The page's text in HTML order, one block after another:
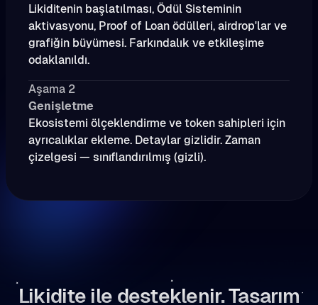
Likiditenin başlatılması, Ödül Sisteminin
aktivasyonu, Proof of Loan ödülleri, airdrop'lar ve
grafiğin büyümesi. Farkındalık ve etkileşime
odaklanıldı.
Aşama 2
Genişletme
Ekosistemi ölçeklendirme ve token sahipleri için
ayrıcalıklar ekleme. Detaylar gizlidir. Zaman
çizelgesi — sınıflandırılmış (gizli).
Likidite ile desteklenir. Tasarım